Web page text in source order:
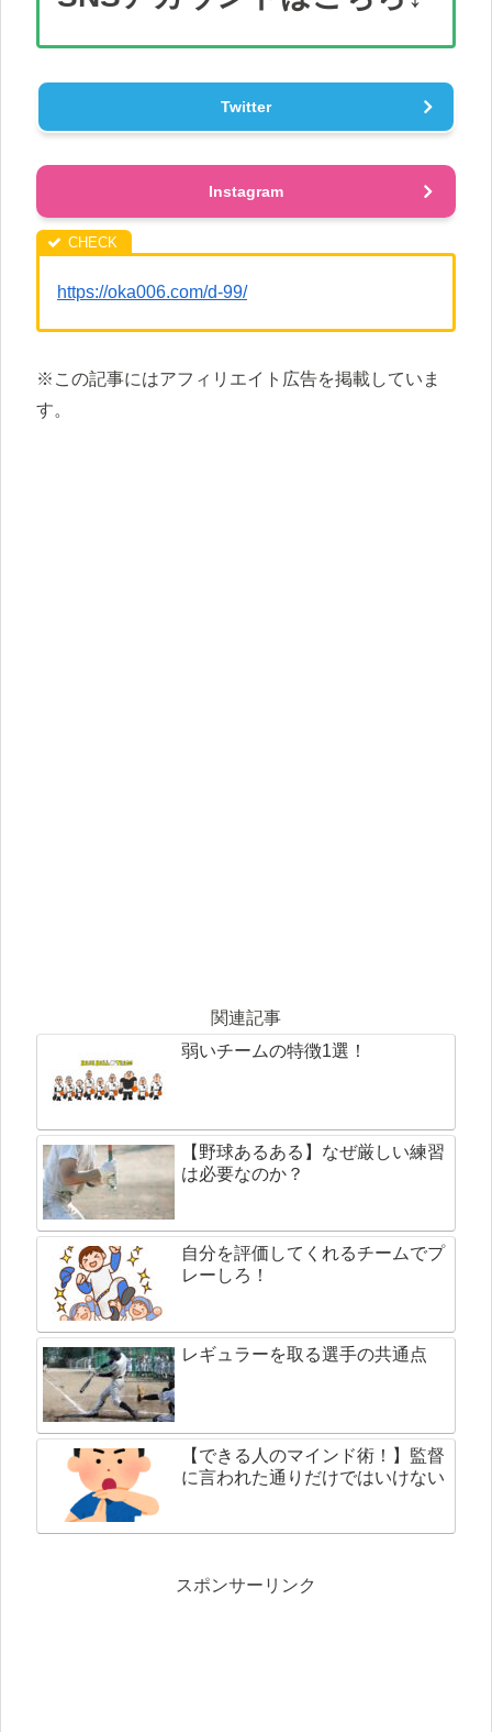
Twitter
Instagram
https://oka006.com/d-99/
※この記事にはアフィリエイト広告を掲載していま
す。
関連記事
弱いチームの特徴1選！
【野球あるある】なぜ厳しい練習
は必要なのか？
自分を評価してくれるチームでプ
レーしろ！
レギュラーを取る選手の共通点
【できる人のマインド術！】監督
に言われた通りだけではいけない
スポンサーリンク